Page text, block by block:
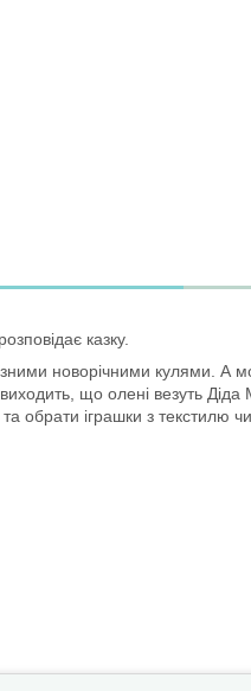
казку.
новорічними кулями. А
що олені везуть
обрати іграшки з текстилю